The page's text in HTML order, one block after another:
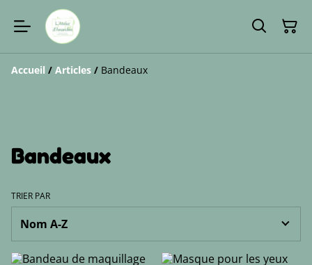
Accueil / Articles / Bandeaux
Bandeaux
TRIER PAR